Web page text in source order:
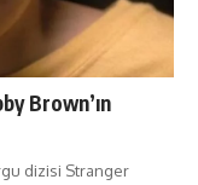
Brown’ın
dizisi Stranger